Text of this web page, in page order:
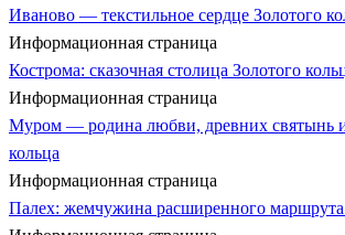
Иваново — текстильное сердце Золотого
Информационная страница
Кострома: сказочная столица Золотого
Информационная страница
Муром — родина любви, древних святынь
кольца
Информационная страница
Палех: жемчужина расширенного маршрута